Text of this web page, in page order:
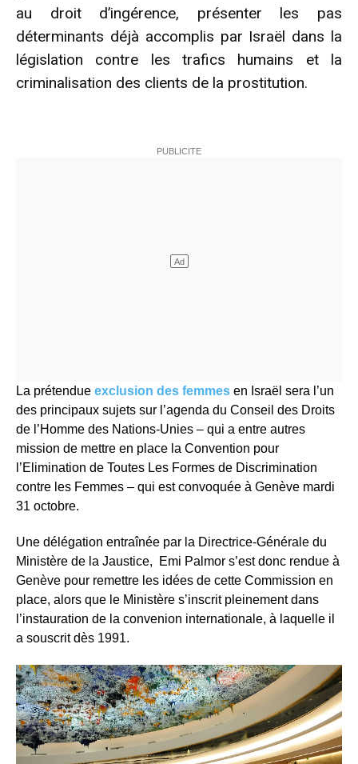
au droit d’ingérence, présenter les pas
déterminants déjà accomplis par Israël dans la
législation contre les trafics humains et la
criminalisation des clients de la prostitution.
La prétendue exclusion des femmes en Israël sera l’un
des principaux sujets sur l’agenda du Conseil des Droits
de l’Homme des Nations-Unies – qui a entre autres
mission de mettre en place la Convention pour
l’Elimination de Toutes Les Formes de Discrimination
contre les Femmes – qui est convoquée à Genève mardi
31 octobre.
Une délégation entraînée par la Directrice-Générale du
Ministère de la Jaustice, Emi Palmor s’est donc rendue à
Genève pour remettre les idées de cette Commission en
place, alors que le Ministère s’inscrit pleinement dans
l’instauration de la convenion internationale, à laquelle il
a souscrit dès 1991.